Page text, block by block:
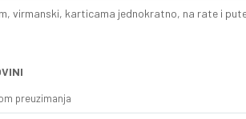
virmanski, karticama jednokratno, na rate i
preuzimanja